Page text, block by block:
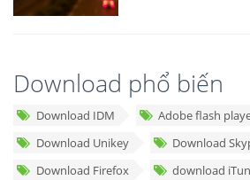
Download phổ biến
Download IDM
Adobe flash
Download Unikey
Download
Download Firefox
download